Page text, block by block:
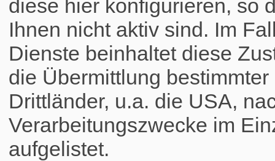
diese hier konfigurieren, so
Ihnen nicht aktiv sind. Im
Dienste beinhaltet diese
die Übermittlung
Drittländer, u.a. die USA,
Verarbeitungszwecke im
aufgelistet.